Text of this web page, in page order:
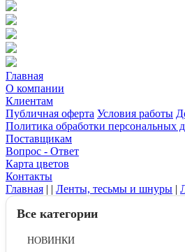
Главная
О компании
Клиентам
Публичная оферта Условия работы
Политика обработки персональных
Поставщикам
Вопрос - Ответ
Карта цветов
Контакты
Главная | | Ленты, тесьмы и шнуры |
Все категории
НОВИНКИ